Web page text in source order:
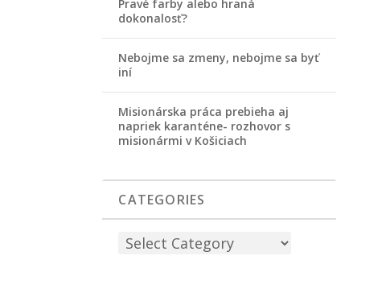
Pravé farby alebo hraná
dokonalosť?
Nebojme sa zmeny, nebojme sa byť
iní
Misionárska práca prebieha aj
napriek karanténe- rozhovor s
misionármi v Košiciach
CATEGORIES